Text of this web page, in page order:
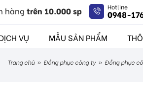
hàng trên 10.000 sp Hotline
0948-
VỤ MẪU SẢN PHẨM
trang chủ » đồng phục công ty » đồng phục